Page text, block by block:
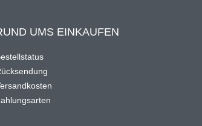
UMS EINKAUFEN